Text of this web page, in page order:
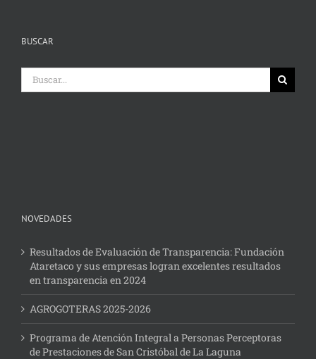
BUSCAR
Buscar:
NOVEDADES
Resultados de Evaluación de Transparencia: Fundación
Ataretaco y sus empresas logran excelentes resultados
en transparencia en 2024
AGROGOTERAS 2025-2026
Programa de Atención Integral a Personas Perceptoras
de Prestaciones de San Cristóbal de La Laguna